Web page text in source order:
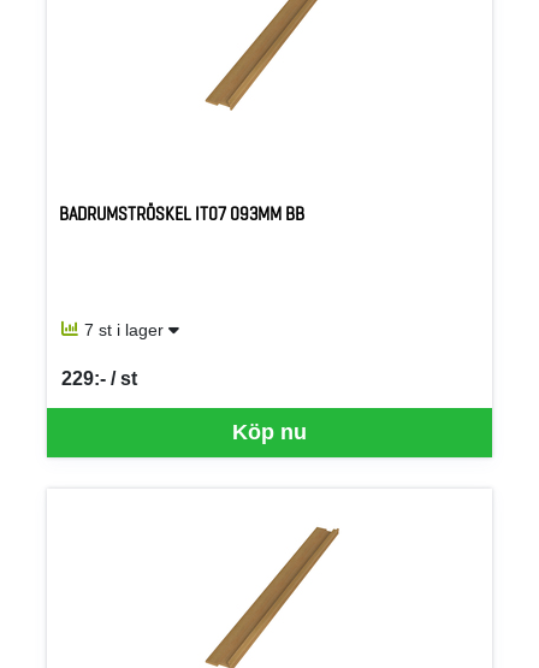
BADRUMSTRÖSKEL IT07 093MM BB
7 st i lager
Köp nu
229:- / st
SEK per ST